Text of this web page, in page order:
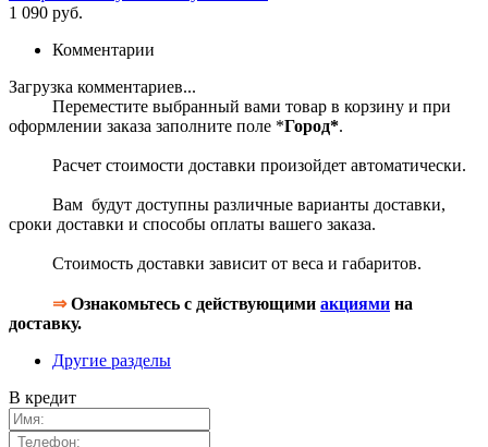
1 090 руб.
Комментарии
Загрузка комментариев...
Переместите выбранный вами товар в корзину и при
оформлении заказа заполните поле *Город*.
Расчет стоимости доставки произойдет автоматически.
Вам будут доступны различные варианты доставки,
сроки доставки и способы оплаты вашего заказа.
Стоимость доставки зависит от веса и габаритов.
⇒Ознакомьтесь с действующими акциями на
доставку.
Другие разделы
В кредит